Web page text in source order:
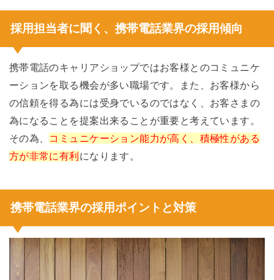
採用担当者に聞く、携帯電話業界の採用傾向
携帯電話のキャリアショップではお客様とのコミュニケ
ーションを取る機会が多い職場です。また、お客様から
の信頼を得る為には受身でいるのではなく、お客さまの
為になることを提案出来ることが重要と考えています。
その為、 コミュニケーション能力が高く、積極性がある
方が非常に有利になります。
携帯電話業界の採用ポイントと対策